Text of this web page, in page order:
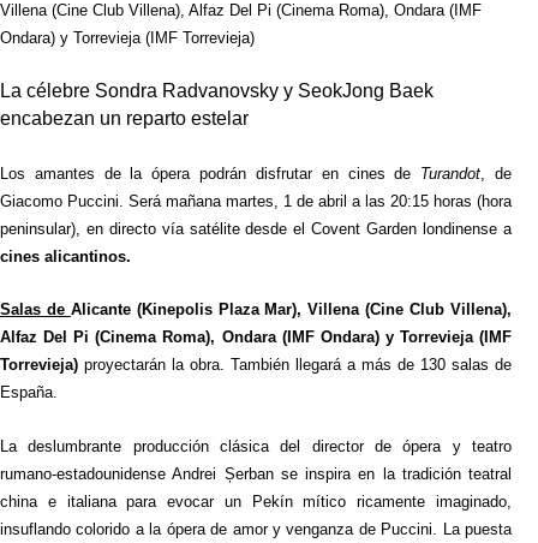
Villena (Cine Club Villena), Alfaz Del Pi (Cinema Roma), Ondara (IMF
Ondara) y Torrevieja (IMF Torrevieja)
La célebre Sondra Radvanovsky y SeokJong Baek
encabezan un reparto estelar
Los amantes de la ópera podrán disfrutar en cines de Turandot , de
Giacomo Puccini. Será mañana martes, 1 de abril a las 20:15 horas (hora
peninsular), en directo vía satélite desde el Covent Garden londinense a
cines alicantinos.
Salas de Alicante (Kinepolis Plaza Mar), Villena (Cine Club Villena),
Alfaz Del Pi (Cinema Roma), Ondara (IMF Ondara) y Torrevieja (IMF
Torrevieja) proyectarán la obra. También llegará a más de 130 salas de
España.
La deslumbrante producción clásica del director de ópera y teatro
rumano-estadounidense Andrei Șerban se inspira en la tradición teatral
china e italiana para evocar un Pekín mítico ricamente imaginado,
insuflando colorido a la ópera de amor y venganza de Puccini. La puesta